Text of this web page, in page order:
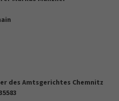
des Amtsgerichtes Chemnitz